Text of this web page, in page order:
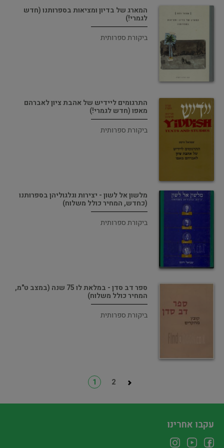
המארג של בדיון ומציאות בספרותנו (חדש
לגמרי!)
ביקורת ספרותית
התרגומים ליידיש של אהבת ציון לאברהם
מאפו (חדש לגמרי!)
ביקורת ספרותית
מלשון אל לשון - יצירות וגלגוליהן בספרותנו
(כחדש, המחיר כולל משלוח)
ביקורת ספרותית
ספר דב סדן - במלאת לו 75 שנה (במצב ט"מ,
המחיר כולל משלוח)
ביקורת ספרותית
1 2
עקבו אחרינו